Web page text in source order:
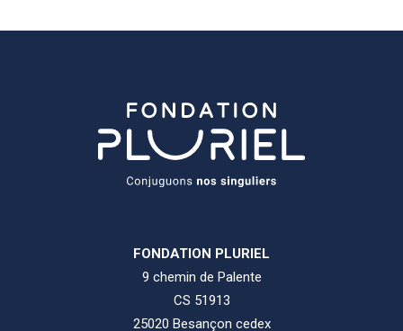
FONDATION PLURIEL
9 chemin de Palente
CS 51913
25020 Besançon cedex